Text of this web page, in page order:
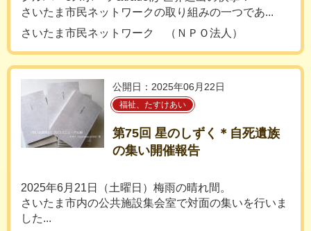
さいたま市民ネットワークの取り組みの一つであ...
さいたま市民ネットワーク （ＮＰＯ法人）
公開日：2025年06月22日
福祉、たすけあい
第75回 星のしずく＊自死遺族
の集い開催報告
2025年6月21日（土曜日）梅雨の晴れ間。
さいたま市内の公共施設集会室で対面の集いを行いま
した...